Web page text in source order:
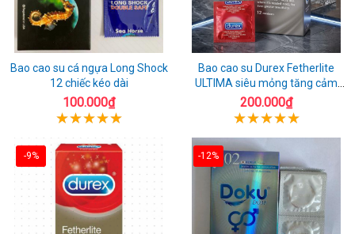
Bao cao su cá ngựa Long Shock
12 chiếc kéo dài
100.000₫
Bao cao su Durex Fetherlite
ULTIMA siêu mỏng tăng cảm
giác
200.000₫
-9% -12%